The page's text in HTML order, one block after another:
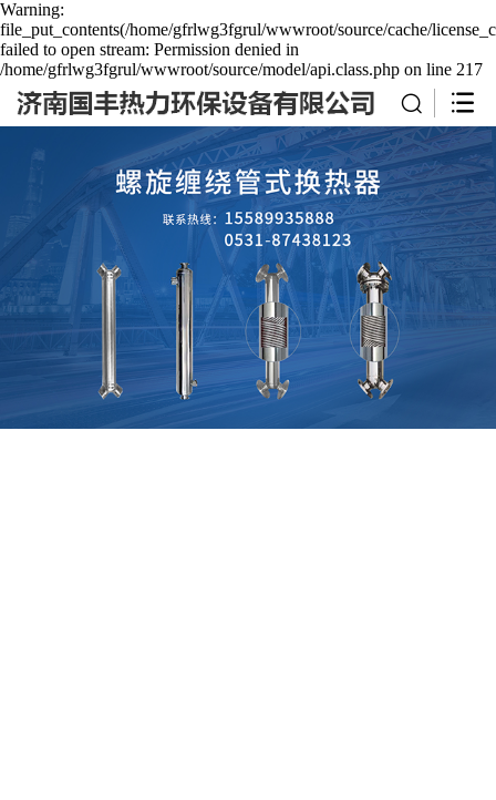
Warning:
file_put_contents(/home/gfrlwg3fgrul/wwwroot/source/cache/
failed to open stream: Permission denied in
/home/gfrlwg3fgrul/wwwroot/source/model/api.class.php on line 217